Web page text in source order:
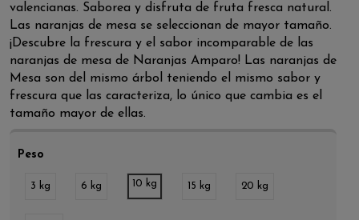
valencianas. Saborea y disfruta de fruta fresca natural.
Las naranjas de mesa se seleccionan de mayor tamaño.
¡Descubre la frescura y el sabor incomparable de las
naranjas de mesa de Naranjas Amparo! Las naranjas de
Mesa son del mismo árbol teniendo el mismo sabor y
frescura que las caracteriza, lo único que cambia es el
tamaño mayor de ellas.
Peso
3 kg 6 kg 10 kg 15 kg 20 kg